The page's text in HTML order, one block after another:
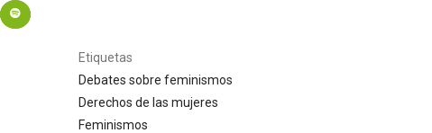
Etiquetas
Debates sobre feminismos
Derechos de las mujeres
Feminismos